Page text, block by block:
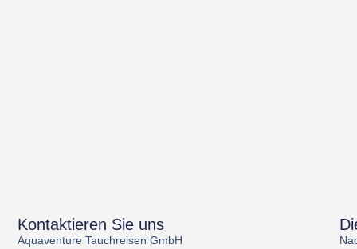
Kontaktieren Sie uns
Aquaventure Tauchreisen GmbH